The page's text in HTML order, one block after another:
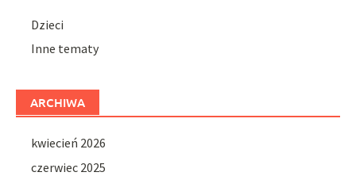
Dzieci
Inne tematy
ARCHIWA
kwiecień 2026
czerwiec 2025